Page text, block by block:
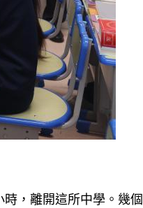
，離開這所中學。幾